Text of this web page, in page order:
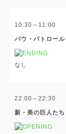
10:30～11:00
パウ・パトロール
なし
22:00～22:30
新・美の巨人たち